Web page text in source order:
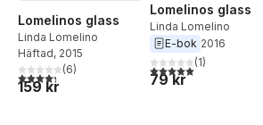
Lomelinos glass
Linda Lomelino
Häftad, 2015
4,3utav 5 stjärnor. Totalt antal röster:
(6)
159 kr
Lomelinos glass
Linda Lomelino
E-bok 2016
5,0utav 5 stjärnor.
(1)
79 kr